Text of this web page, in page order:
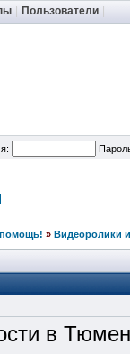
Пользователи
» Видеоролики
в